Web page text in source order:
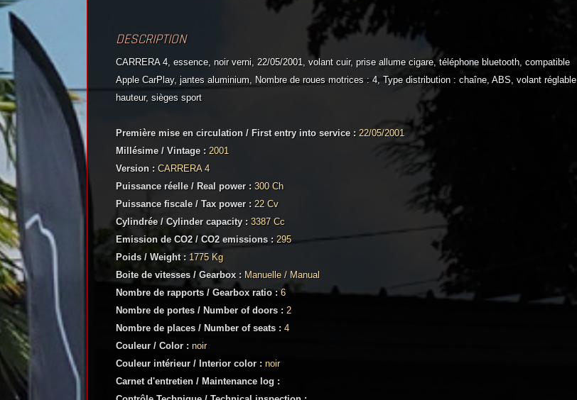
DESCRIPTION
CARRERA 4, essence, noir verni, 22/05/2001, volant cuir, prise allume cigare, téléphone bluetooth, compatible
Apple CarPlay, jantes aluminium, Nombre de roues motrices : 4, Type distribution : chaîne, ABS, volant réglable
hauteur, sièges sport
Première mise en circulation / First entry into service : 22/05/2001
Millésime / Vintage : 2001
Version : CARRERA 4
Puissance réelle / Real power : 300 Ch
Puissance fiscale / Tax power : 22 Cv
Cylindrée / Cylinder capacity : 3387 Cc
Emission de CO2 / CO2 emissions : 295
Poids / Weight : 1775 Kg
Boite de vitesses / Gearbox : Manuelle / Manual
Nombre de rapports / Gearbox ratio :6
Nombre de portes / Number of doors : 2
Nombre de places / Number of seats : 4
Couleur / Color : noir
Couleur intérieur / Interior color : noir
Carnet d'entretien / Maintenance log :